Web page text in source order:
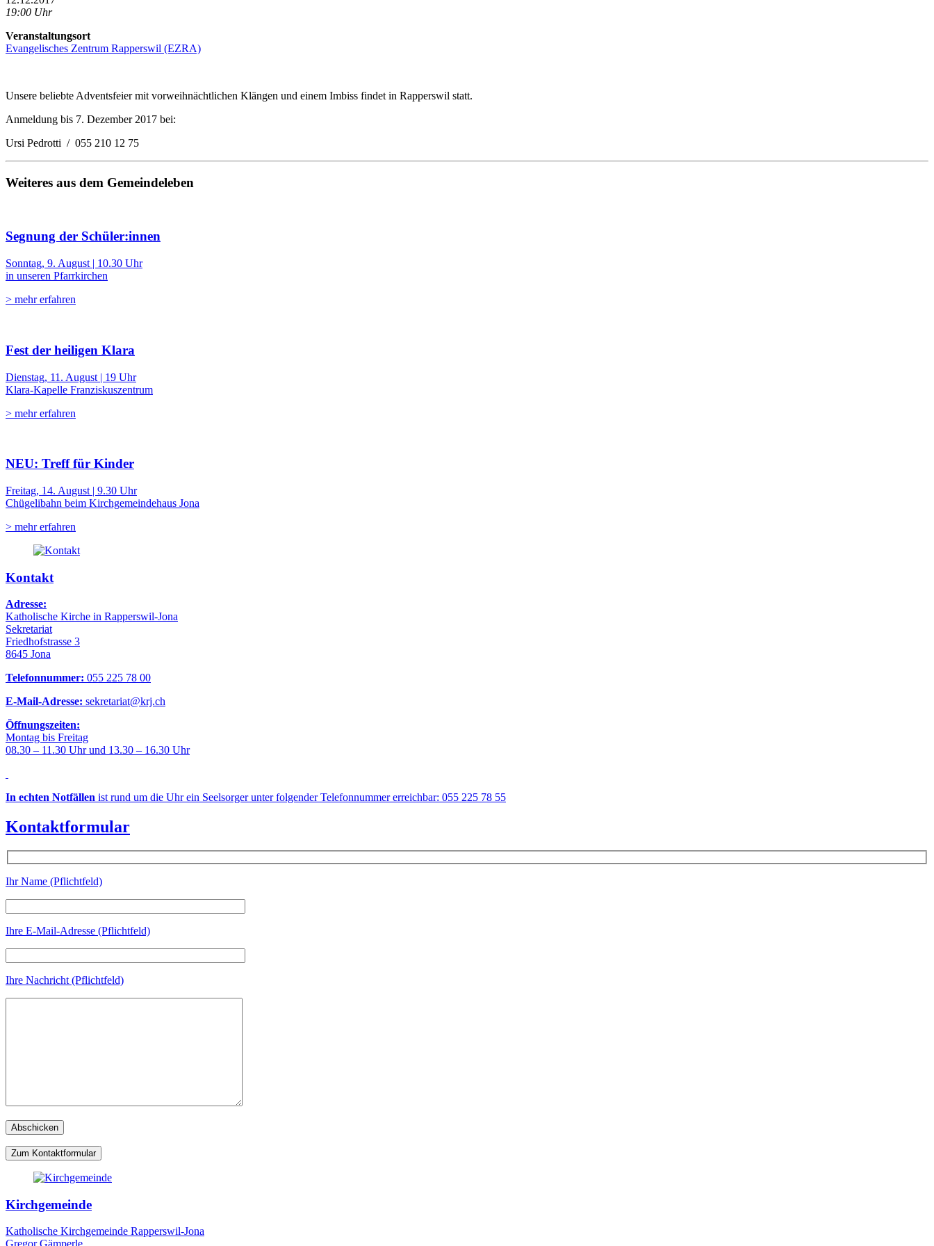
19:00 Uhr
Veranstaltungsort
Evangelisches Zentrum Rapperswil (EZRA)
Unsere beliebte Adventsfeier mit vorweihnächtlichen Klängen und einem Imbiss findet in Rapperswil statt.
Anmeldung bis 7. Dezember 2017 bei:
Ursi Pedrotti / 055 210 12 75
Weiteres aus dem Gemeindeleben
Segnung der Schüler:innen
Sonntag, 9. August | 10.30 Uhr
in unseren Pfarrkirchen
> mehr erfahren
Fest der heiligen Klara
Dienstag, 11. August | 19 Uhr
Klara-Kapelle Franziskuszentrum
> mehr erfahren
NEU: Treff für Kinder
Freitag, 14. August | 9.30 Uhr
Chügelibahn beim Kirchgemeindehaus Jona
> mehr erfahren
Kontakt
Adresse:
Katholische Kirche in Rapperswil-Jona
Sekretariat
Friedhofstrasse 3
8645 Jona
Telefonnummer: 055 225 78 00
E-Mail-Adresse: sekretariat@krj.ch
Öffnungszeiten:
Montag bis Freitag
08.30 – 11.30 Uhr und 13.30 – 16.30 Uhr
In echten Notfällen ist rund um die Uhr ein Seelsorger unter folgender Telefonnummer erreichbar: 055 225 78 55
Kontaktformular
Ihr Name (Pflichtfeld)
Ihre E-Mail-Adresse (Pflichtfeld)
Ihre Nachricht (Pflichtfeld)
Zum Kontaktformular
Kirchgemeinde
Katholische Kirchgemeinde Rapperswil-Jona